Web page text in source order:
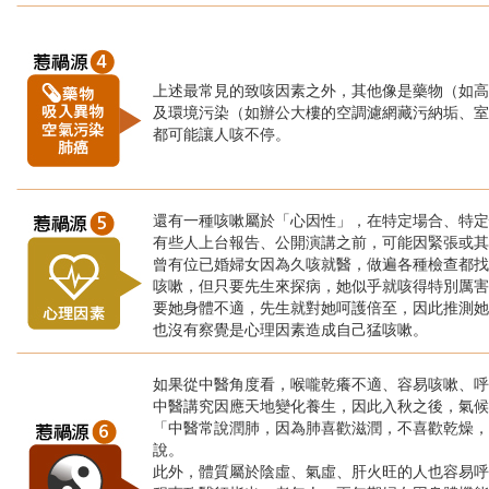
上述最常見的致咳因素之外，其他像是藥物（如
及環境污染（如辦公大樓的空調濾網藏污納垢、
都可能讓人咳不停。
還有一種咳嗽屬於「心因性」，在特定場合、特
有些人上台報告、公開演講之前，可能因緊張或
曾有位已婚婦女因為久咳就醫，做遍各種檢查都
咳嗽，但只要先生來探病，她似乎就咳得特別厲
要她身體不適，先生就對她呵護倍至，因此推測
也沒有察覺是心理因素造成自己猛咳嗽。
如果從中醫角度看，喉嚨乾癢不適、容易咳嗽、
中醫講究因應天地變化養生，因此入秋之後，氣
「中醫常說潤肺，因為肺喜歡滋潤，不喜歡乾燥
說。
此外，體質屬於陰虛、氣虛、肝火旺的人也容易